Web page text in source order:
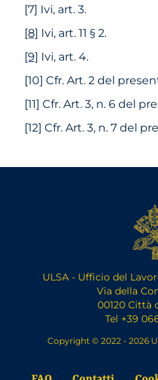
[7] Ivi, art. 3.
[8] Ivi, art. 11 § 2.
[9] Ivi, art. 4.
[10] Cfr. Art. 2 del
[11] Cfr. Art. 3, n. 6 del
[12] Cfr. Art. 3, n. 7 del
ULSA - Ufficio del
Via della
00120 Città
Tel +39
Copyright © 2022 - 2026